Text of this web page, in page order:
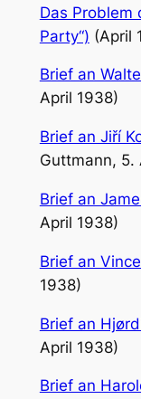
Das Problem
Party“) (April
Brief an
April 1938)
Brief an Jiří
Guttmann, 5.
Brief an
April 1938)
Brief an
1938)
Brief an
April 1938)
Brief an